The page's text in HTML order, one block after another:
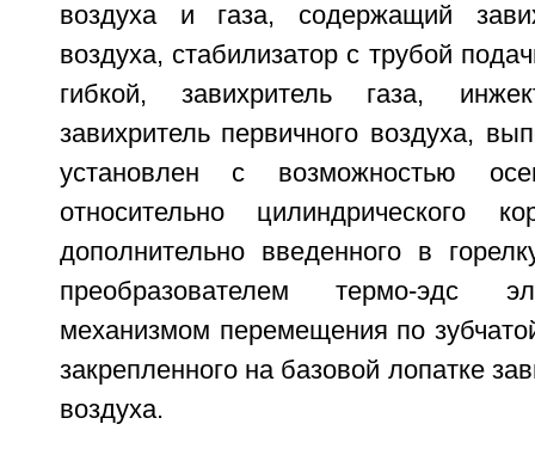
воздуха и газа, содержащий
воздуха, стабилизатор с трубой
гибкой, завихритель газа,
завихритель первичного воздуха,
установлен с возможностью
относительно цилиндрического
дополнительно введенного в
преобразователем термо-эдс
механизмом перемещения по
закрепленного на базовой лопатке
воздуха.